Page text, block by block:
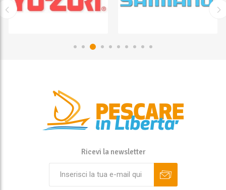
Ricevi la newsletter